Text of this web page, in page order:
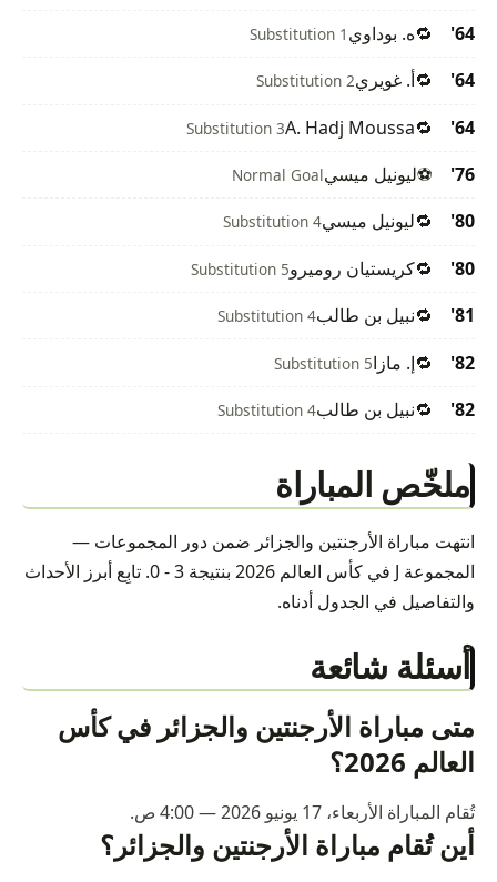
64'
🔁ه. بوداوي Substitution 1
64'
🔁أ. غويريSubstitution 2
64'
🔁
A. Hadj Moussa
Substitution 3
76'
⚽ليونيل ميسيNormal Goal
80'
🔁ليونيل ميسيSubstitution 4
80'
🔁كريستيان روميروSubstitution 5
81'
🔁نبيل بن طالبSubstitution 4
82'
🔁إ. مازاSubstitution 5
82'
🔁نبيل بن طالبSubstitution 4
ملخّص المباراة
انتهت مباراة الأرجنتين والجزائر ضمن دور المجموعات —
المجموعة J في كأس العالم 2026 بنتيجة 3 - 0. تابِع أبرز الأحداث
والتفاصيل في الجدول أدناه.
أسئلة شائعة
متى مباراة الأرجنتين والجزائر في كأس
العالم 2026؟
تُقام المباراة الأربعاء، 17 يونيو 2026 — 4:00 ص.
أين تُقام مباراة الأرجنتين والجزائر؟